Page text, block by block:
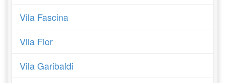
Vila Fascina
Vila Fior
Vila Garibaldi